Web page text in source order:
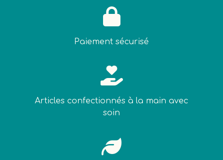

Paiement sécurisé

Articles confectionnés à la main avec
soin
